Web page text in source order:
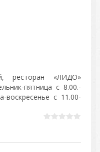
ресторан «ЛИДО»
пятница с 8.00.-
воскресенье с 11.00-